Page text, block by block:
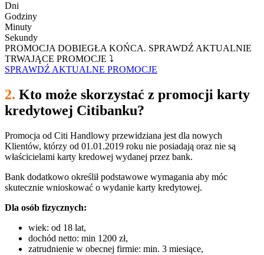
Dni
Godziny
Minuty
Sekundy
PROMOCJA DOBIEGŁA KOŃCA. SPRAWDŹ AKTUALNIE
TRWAJĄCE PROMOCJE ⤵
SPRAWDŹ AKTUALNE PROMOCJE
2. Kto może skorzystać z promocji karty
kredytowej Citibanku?
Promocja od Citi Handlowy przewidziana jest dla nowych
Klientów, którzy od 01.01.2019 roku nie posiadają oraz nie są
właścicielami karty kredowej wydanej przez bank.
Bank dodatkowo określił podstawowe wymagania aby móc
skutecznie wnioskować o wydanie karty kredytowej.
Dla osób fizycznych:
wiek: od 18 lat,
dochód netto: min 1200 zł,
zatrudnienie w obecnej firmie: min. 3 miesiące,